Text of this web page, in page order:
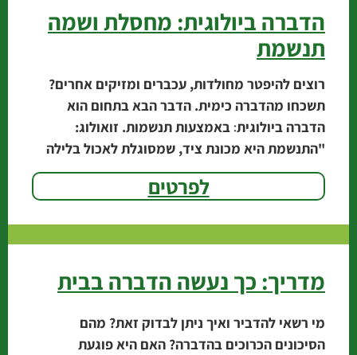
הדברה ביולוגית: מחסלת ושמה
תנשמת
רוצים להיפטר מחולדות, עכברים ומזיקים אחרים?
תשכחו מהדברה כימית. הדבר הבא בתחום הוא
הדברה ביולוגית׃ באמצעות תנשמות. זואולוג:
"התנשמת היא מכונת ציד, שמסוגלת לאכול בלילה
אחד 10 חולדות". אגרונום עיריית
לפרטים
מדריך: כך נעשה הדברה בבית
מי רשאי להדביר ואיך ניתן לבדוק זאת? מהם
הסיכונים הכרוכים בהדברה? האם היא פוגעת